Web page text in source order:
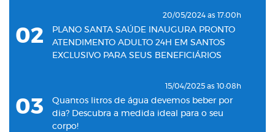
02
20/05/2024 as 17:00h
PLANO SANTA SAÚDE INAUGURA PRONTO
ATENDIMENTO ADULTO 24H EM SANTOS
EXCLUSIVO PARA SEUS BENEFICIÁRIOS
03
15/04/2025 as 10:08h
Quantos litros de água devemos beber por
dia? Descubra a medida ideal para o seu
corpo!